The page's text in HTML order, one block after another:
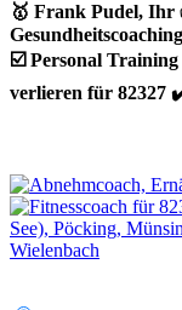
🥇 Frank Pudel, Ihr
☑️ Personal
verlieren für 82327